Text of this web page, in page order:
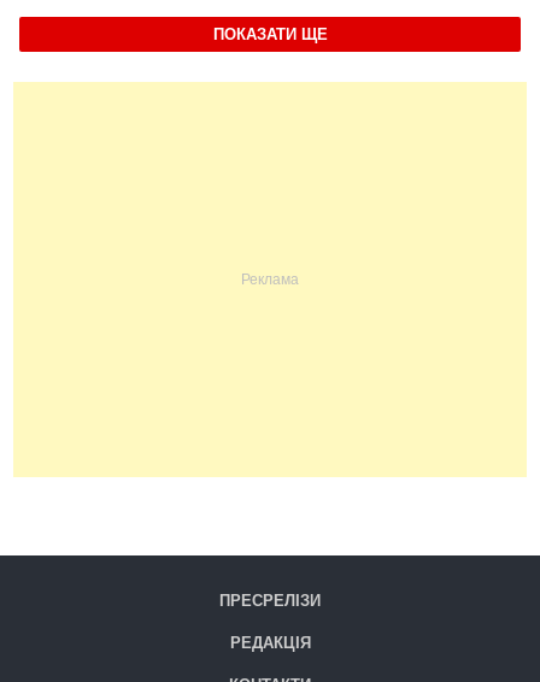
ПОКАЗАТИ ЩЕ
ПРЕСРЕЛІЗИ
РЕДАКЦІЯ